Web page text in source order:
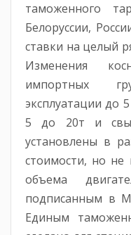
таможенного
Белоруссии,
ставки на целый
Изменения
импортных
эксплуатации до
5 до 20т и
установлены в
стоимости, но не
объема
подписанным в
Единым